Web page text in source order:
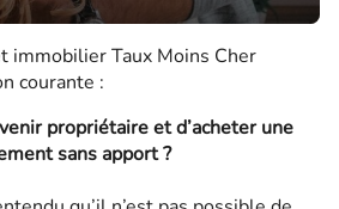
immobilier Taux Moins Cher
courante :
propriétaire et d’acheter une
sans apport ?